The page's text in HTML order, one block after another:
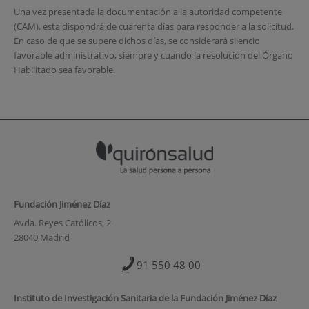
Una vez presentada la documentación a la autoridad competente
(CAM), esta dispondrá de cuarenta días para responder a la solicitud.
En caso de que se supere dichos días, se considerará silencio
favorable administrativo, siempre y cuando la resolución del Órgano
Habilitado sea favorable.
Fundación Jiménez Díaz
Avda. Reyes Católicos, 2
28040 Madrid
91 550 48 00
Instituto de Investigación Sanitaria de la Fundación Jiménez Díaz